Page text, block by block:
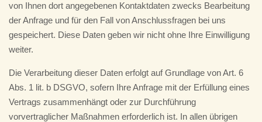
von Ihnen dort angegebenen Kontaktdaten zwecks Bearbeitung
der Anfrage und für den Fall von Anschlussfragen bei uns
gespeichert. Diese Daten geben wir nicht ohne Ihre Einwilligung
weiter.
Die Verarbeitung dieser Daten erfolgt auf Grundlage von Art. 6
Abs. 1 lit. b DSGVO, sofern Ihre Anfrage mit der Erfüllung eines
Vertrags zusammenhängt oder zur Durchführung
vorvertraglicher Maßnahmen erforderlich ist. In allen übrigen